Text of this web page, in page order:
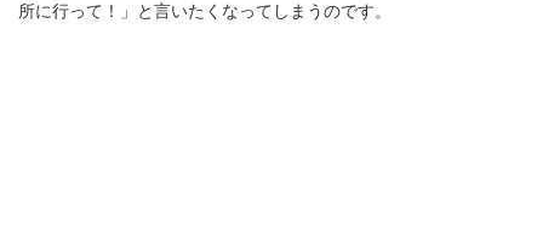
所に行って！」と言いたくなってしまうのです。